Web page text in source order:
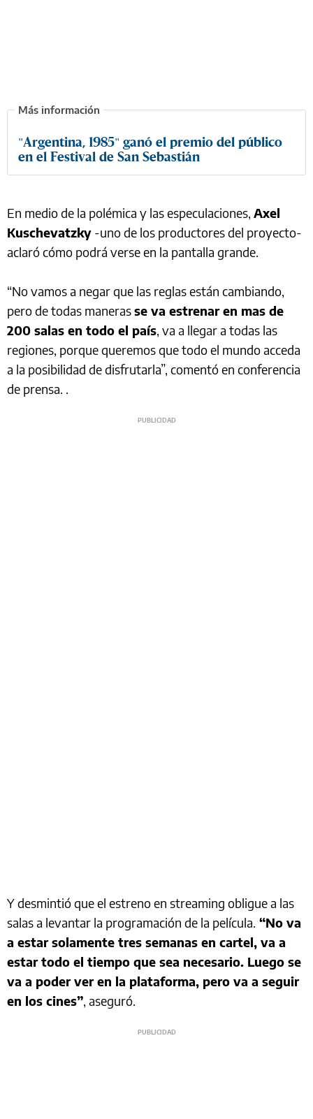
"Argentina, 1985" ganó el premio del público
en el Festival de San Sebastián
En medio de la polémica y las especulaciones, Axel
Kuschevatzky -uno de los productores del proyecto-
aclaró cómo podrá verse en la pantalla grande.
“No vamos a negar que las reglas están cambiando,
pero de todas manerasse va estrenar en mas de
200 salas en todo el país, va a llegar a todas las
regiones, porque queremos que todo el mundo acceda
a la posibilidad de disfrutarla”, comentó en conferencia
de prensa. .
Y desmintió que el estreno en streaming obligue a las
salas a levantar la programación de la película. “No va
a estar solamente tres semanas en cartel, va a
estar todo el tiempo que sea necesario. Luego se
va a poder ver en la plataforma, pero va a seguir
en los cines”, aseguró.